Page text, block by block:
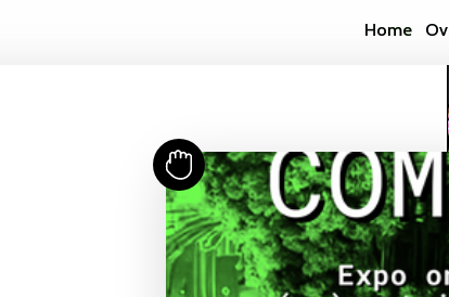
Home
https://stimuleringsfonds.nl/en/
https://
https:// https://